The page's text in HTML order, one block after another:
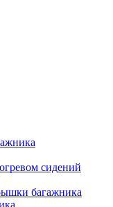
сидений
багажника